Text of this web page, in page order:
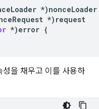
*)nonceLoader
*) request
*)error {
을 채우고 이를 사용하